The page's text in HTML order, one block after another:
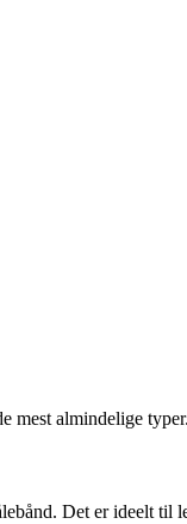
mest almindelige typer.
Det er ideelt